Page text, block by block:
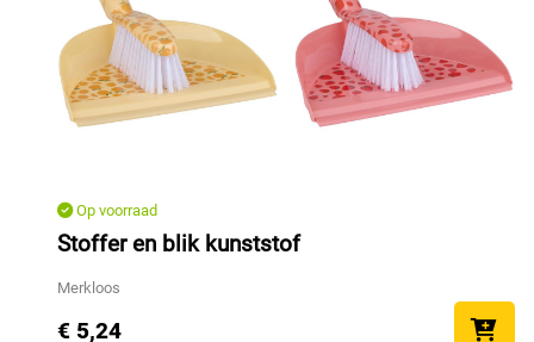
Op voorraad
Stoffer en blik kunststof
Merkloos
€ 5,24